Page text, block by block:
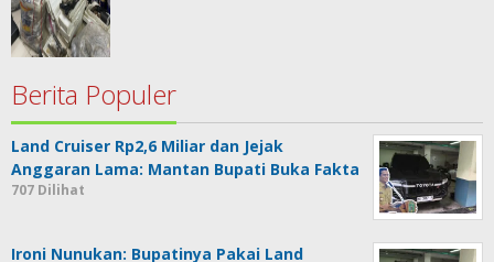
Berita Populer
Land Cruiser Rp2,6 Miliar dan Jejak
Anggaran Lama: Mantan Bupati Buka Fakta
707 Dilihat
Ironi Nunukan: Bupatinya Pakai Land